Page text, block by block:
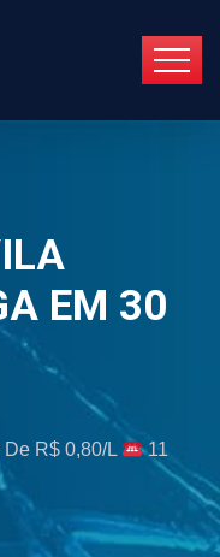
EM 30
R$ 0,80/L
11